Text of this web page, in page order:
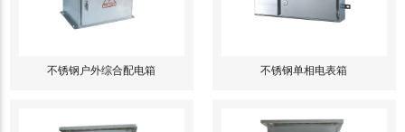
不锈钢户外综合配电箱 不锈钢单相电表箱